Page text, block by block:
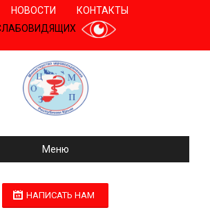
НОВОСТИ
КОНТАКТЫ
Меню
НАПИСАТЬ НАМ